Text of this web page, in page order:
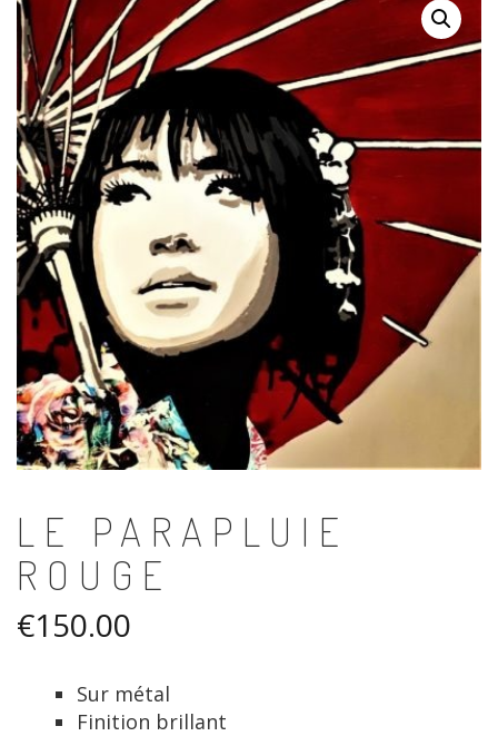
LE PARAPLUIE
ROUGE
€150.00
Sur métal
Finition brillant